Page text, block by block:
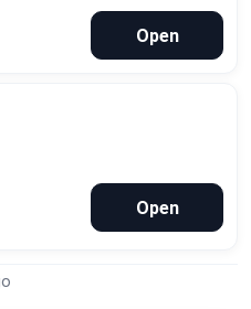
Open
Open